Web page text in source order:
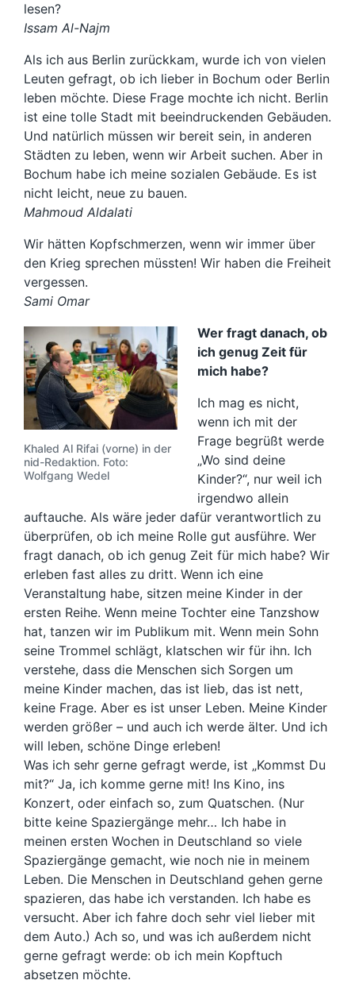
lesen?
Issam Al-Najm
Als ich aus Berlin zurückkam, wurde ich von vielen
Leuten gefragt, ob ich lieber in Bochum oder Berlin
leben möchte. Diese Frage mochte ich nicht. Berlin
ist eine tolle Stadt mit beeindruckenden Gebäuden.
Und natürlich müssen wir bereit sein, in anderen
Städten zu leben, wenn wir Arbeit suchen. Aber in
Bochum habe ich meine sozialen Gebäude. Es ist
nicht leicht, neue zu bauen.
Mahmoud Aldalati
Wir hätten Kopfschmerzen, wenn wir immer über
den Krieg sprechen müssten! Wir haben die Freiheit
vergessen.
Sami Omar
Khaled Al Rifai (vorne) in der
nid-Redaktion. Foto:
Wolfgang Wedel
Wer fragt danach, ob
ich genug Zeit für
mich habe?
Ich mag es nicht,
wenn ich mit der
Frage begrüßt werde
„Wo sind deine
Kinder?“, nur weil ich
irgendwo allein
auftauche. Als wäre jeder dafür verantwortlich zu
überprüfen, ob ich meine Rolle gut ausführe. Wer
fragt danach, ob ich genug Zeit für mich habe? Wir
erleben fast alles zu dritt. Wenn ich eine
Veranstaltung habe, sitzen meine Kinder in der
ersten Reihe. Wenn meine Tochter eine Tanzshow
hat, tanzen wir im Publikum mit. Wenn mein Sohn
seine Trommel schlägt, klatschen wir für ihn. Ich
verstehe, dass die Menschen sich Sorgen um
meine Kinder machen, das ist lieb, das ist nett,
keine Frage. Aber es ist unser Leben. Meine Kinder
werden größer – und auch ich werde älter. Und ich
will leben, schöne Dinge erleben!
Was ich sehr gerne gefragt werde, ist „Kommst Du
mit?“ Ja, ich komme gerne mit! Ins Kino, ins
Konzert, oder einfach so, zum Quatschen. (Nur
bitte keine Spaziergänge mehr… Ich habe in
meinen ersten Wochen in Deutschland so viele
Spaziergänge gemacht, wie noch nie in meinem
Leben. Die Menschen in Deutschland gehen gerne
spazieren, das habe ich verstanden. Ich habe es
versucht. Aber ich fahre doch sehr viel lieber mit
dem Auto.) Ach so, und was ich außerdem nicht
gerne gefragt werde: ob ich mein Kopftuch
absetzen möchte.